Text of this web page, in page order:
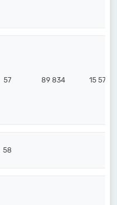
57 89 834 15 570
58